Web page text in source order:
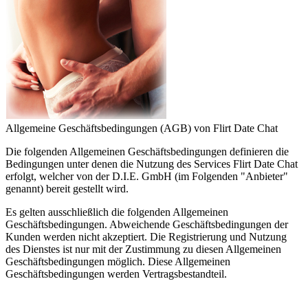
Allgemeine Geschäftsbedingungen (AGB) von Flirt Date Chat
Die folgenden Allgemeinen Geschäftsbedingungen definieren die
Bedingungen unter denen die Nutzung des Services Flirt Date Chat
erfolgt, welcher von der D.I.E. GmbH (im Folgenden "Anbieter"
genannt) bereit gestellt wird.
Es gelten ausschließlich die folgenden Allgemeinen
Geschäftsbedingungen. Abweichende Geschäftsbedingungen der
Kunden werden nicht akzeptiert. Die Registrierung und Nutzung
des Dienstes ist nur mit der Zustimmung zu diesen Allgemeinen
Geschäftsbedingungen möglich. Diese Allgemeinen
Geschäftsbedingungen werden Vertragsbestandteil.